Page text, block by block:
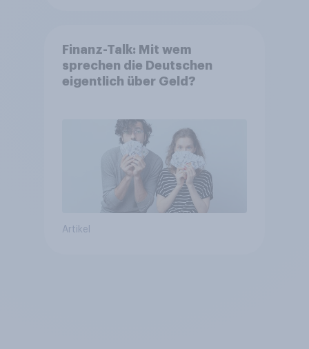
Finanz-Talk: Mit wem
sprechen die Deutschen
eigentlich über Geld?
Artikel